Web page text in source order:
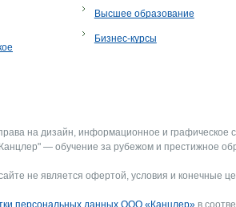
Высшее образование
Бизнес-курсы
на дизайн, информационное и
— обучение за рубежом и престижное
не является офертой, условия и конечные
персональных данных ООО «Канцлер» в